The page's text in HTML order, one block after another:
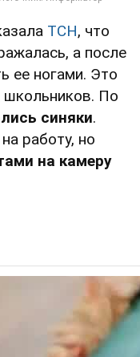
ТСН, что
а после
ее ногами. Это
школьников. По
синяки.
работу, но
на камеру